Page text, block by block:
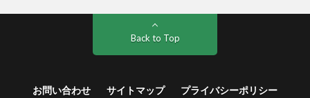
Back to Top
お問い合わせ サイトマップ プライバシーポリシー